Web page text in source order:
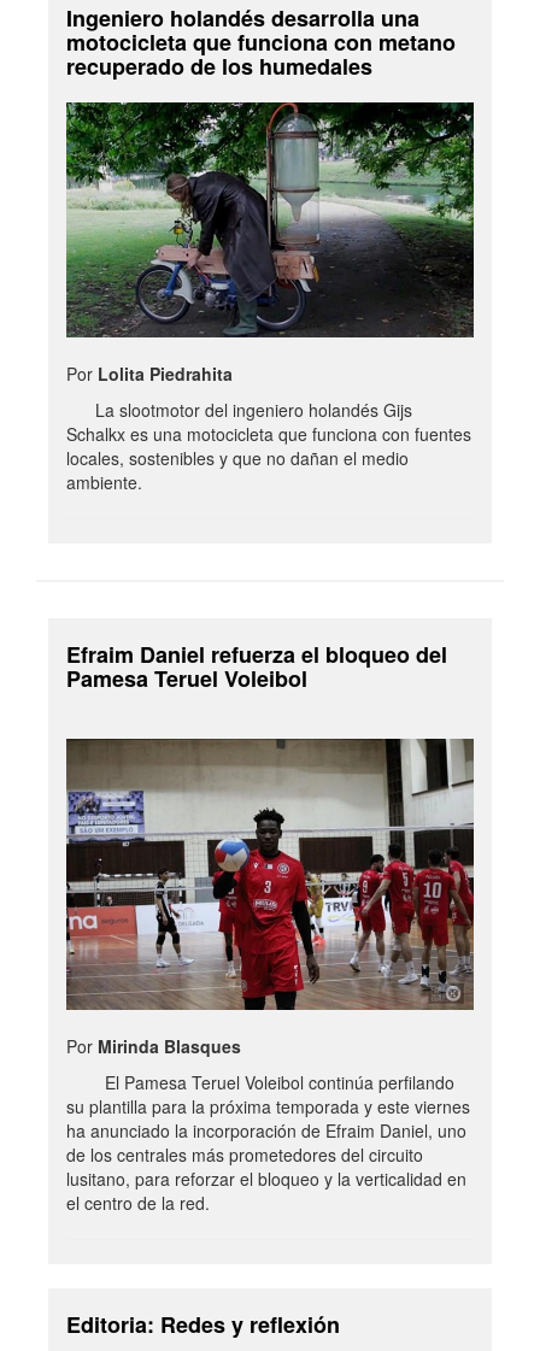
Ingeniero holandés desarrolla una
motocicleta que funciona con metano
recuperado de los humedales
Por Lolita Piedrahita
La slootmotor del ingeniero holandés Gijs
Schalkx es una motocicleta que funciona con fuentes
locales, sostenibles y que no dañan el medio
ambiente.
Efraim Daniel refuerza el bloqueo del
Pamesa Teruel Voleibol
Por Mirinda Blasques
El Pamesa Teruel Voleibol continúa perfilando
su plantilla para la próxima temporada y este viernes
ha anunciado la incorporación de Efraim Daniel, uno
de los centrales más prometedores del circuito
lusitano, para reforzar el bloqueo y la verticalidad en
el centro de la red.
Editoria: Redes y reflexión